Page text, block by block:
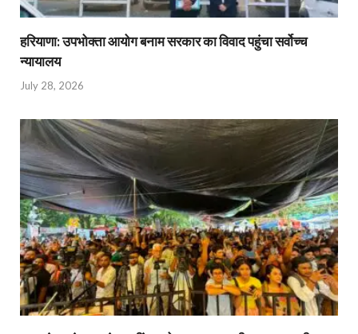
हरियाणा: उपभोक्ता आयोग बनाम सरकार का विवाद पहुंचा सर्वोच्च
न्यायालय
July 28, 2026